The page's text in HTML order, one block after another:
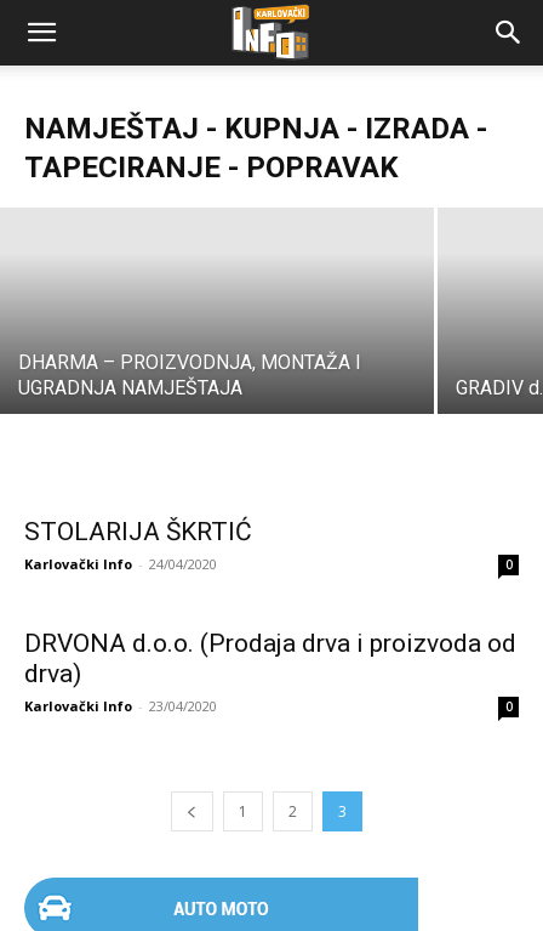
NAMJEŠTAJ - KUPNJA - IZRADA -
TAPECIRANJE - POPRAVAK
VEDO INTERIJERI
Karlovački Info - 16/05/2022
DHARMA – PROIZVODNJA, MONTAŽA I
UGRADNJA NAMJEŠTAJA
GRADIV
STOLARIJA ŠKRTIĆ
Karlovački Info - 24/04/2020 0
DRVONA d.o.o. (Prodaja drva i proizvoda od
drva)
Karlovački Info - 23/04/2020 0
1 2 3